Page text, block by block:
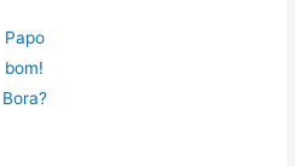
Papo
bom!
Bora?